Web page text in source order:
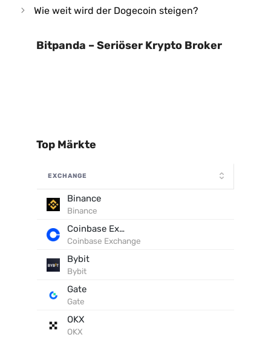
Wie weit wird der Dogecoin steigen?
Bitpanda – Seriöser Krypto Broker
Top Märkte
EXCHANGE
Binance
Binance
Coinbase Exchange
Coinbase Exchange
Bybit
Bybit
Gate
Gate
OKX
OKX